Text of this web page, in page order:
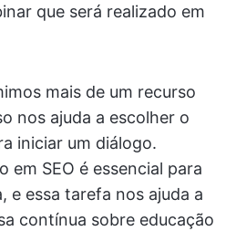
que será realizado em
mais de um recurso
nos ajuda a escolher o
iniciar um diálogo.
em SEO é essencial para
e essa tarefa nos ajuda a
contínua sobre educação